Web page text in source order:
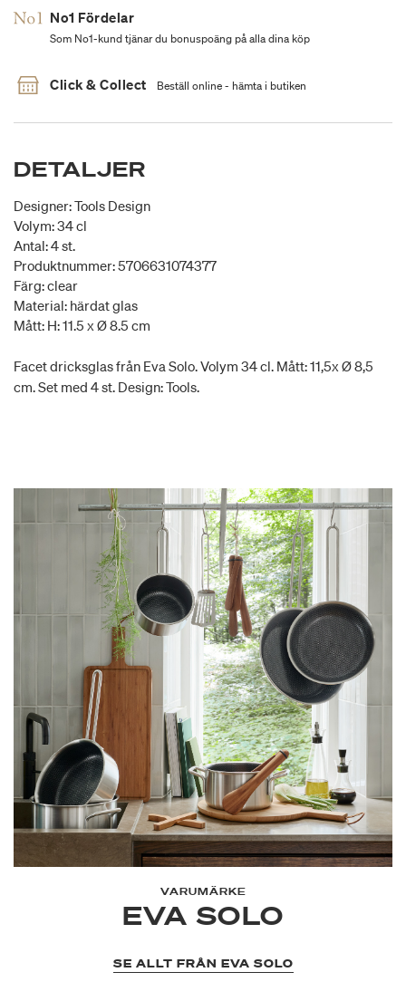
No1 Fördelar
Som No1-kund tjänar du bonuspoäng på alla dina köp
Click & Collect Beställ online - hämta i butiken
DETALJER
Designer: Tools Design
Volym: 34 cl
Antal: 4 st.
Produktnummer: 5706631074377
Färg: clear
Material: härdat glas
Mått: H: 11.5 x Ø 8.5 cm
Facet dricksglas från Eva Solo. Volym 34 cl. Mått: 11,5x Ø 8,5
cm. Set med 4 st. Design: Tools.
VARUMÄRKE
EVA SOLO
SE ALLT FRÅN EVA SOLO